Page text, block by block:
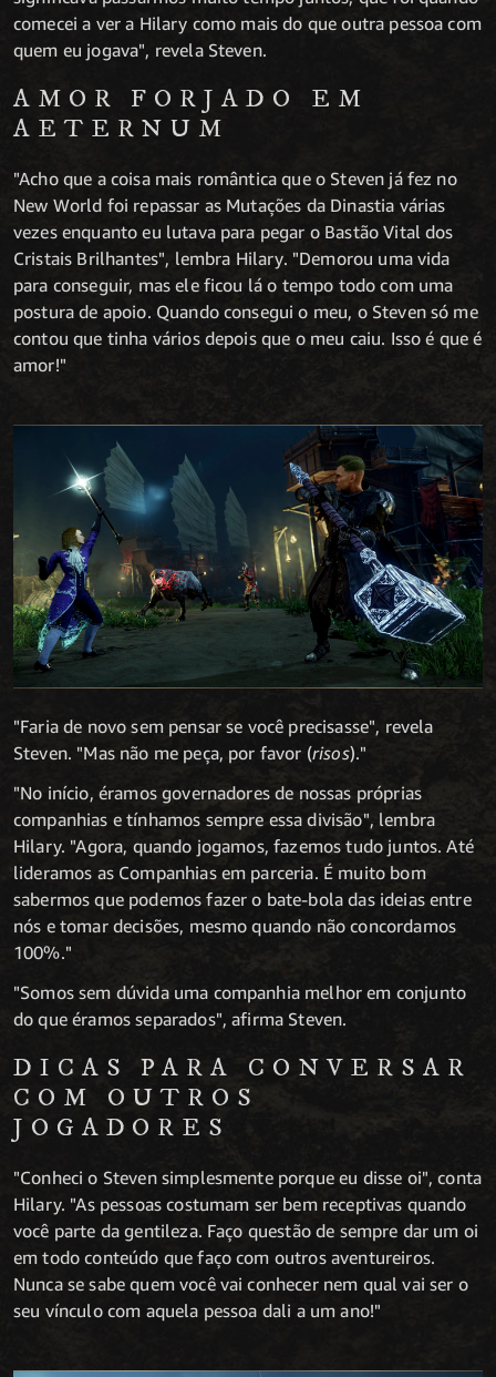
comecei a ver a Hilary como mais do que outra pessoa com
quem eu jogava", revela Steven.
AMOR FORJADO EM
AETERNUM
"Acho que a coisa mais romântica que o Steven já fez no
New World foi repassar as Mutações da Dinastia várias
vezes enquanto eu lutava para pegar o Bastão Vital dos
Cristais Brilhantes", lembra Hilary. "Demorou uma vida
para conseguir, mas ele ficou lá o tempo todo com uma
postura de apoio. Quando consegui o meu, o Steven só me
contou que tinha vários depois que o meu caiu. Isso é que é
amor!"
"Faria de novo sem pensar se você precisasse", revela
Steven. "Mas não me peça, por favor (risos)."
"No início, éramos governadores de nossas próprias
companhias e tínhamos sempre essa divisão", lembra
Hilary. "Agora, quando jogamos, fazemos tudo juntos. Até
lideramos as Companhias em parceria. É muito bom
sabermos que podemos fazer o bate-bola das ideias entre
nós e tomar decisões, mesmo quando não concordamos
100%."
"Somos sem dúvida uma companhia melhor em conjunto
do que éramos separados", afirma Steven.
DICAS PARA CONVERSAR
COM OUTROS
JOGADORES
"Conheci o Steven simplesmente porque eu disse oi", conta
Hilary. "As pessoas costumam ser bem receptivas quando
você parte da gentileza. Faço questão de sempre dar um oi
em todo conteúdo que faço com outros aventureiros.
Nunca se sabe quem você vai conhecer nem qual vai ser o
seu vínculo com aquela pessoa dali a um ano!"